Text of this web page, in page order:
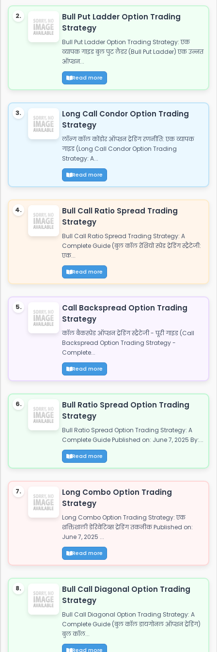
2.
Bull Put Ladder Option Trading
Strategy
Bull Put Ladder Option Trading Strategy: एक
व्यापक गाइड बुल पुट लैडर (Bull Put Ladder) एक उन्नत
ऑप्शन...
Read more
3.
Long Call Condor Option Trading
Strategy
लॉन्ग कॉल कोंडोर ऑप्शन ट्रेडिंग रणनीति: एक व्यापक
गाइड (Long Call Condor Option Trading
Strategy: A...
Read more
4.
Bull Call Ratio Spread Trading
Strategy
Bull Call Ratio Spread Trading Strategy: A
Complete Guide (बुल कॉल रेशियो स्प्रेड ट्रेडिंग स्ट्रैटेजी:
एक...
Read more
5.
Call Backspread Option Trading
Strategy
कॉल बैकस्प्रेड ऑप्शन ट्रेडिंग स्ट्रैटेजी - पूरी गाइड (Call
Backspread Option Trading Strategy -
Complete...
Read more
6.
Bull Ratio Spread Option Trading
Strategy
Bull Ratio Spread Option Trading Strategy: A
Complete Guide Published on: June 7, 2025 By:...
Read more
7.
Long Combo Option Trading
Strategy
Long Combo Option Trading Strategy: एक
शक्तिशाली डेरिवेटिव्स ट्रेडिंग तकनीक Published on:
June 7, 2025 ...
Read more
8.
Bull Call Diagonal Option Trading
Strategy
Bull Call Diagonal Option Trading Strategy: A
Complete Guide (बुल कॉल डायगोनल ऑप्शन ट्रेडिंग)
बुल कॉल...
Read more